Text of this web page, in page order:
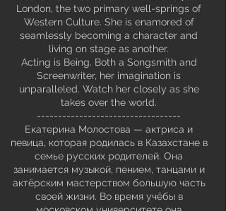
London, the two primary well-springs of
Western Culture. She is enamored of
seamlessly becoming a character and
living on stage as another.
Acting is Being. Both a Songsmith and
Screenwriter, her imagination is
unparalleled. Watch her closely as she
takes over the world.
----------------------------------
Екатерина Молостова — актриса и
певица, которая родилась в Казахстане в
семье русских родителей. Она
занимается музыкой, пением, танцами и
актёрским мастерством большую часть
своей жизни. Во время учёбы в